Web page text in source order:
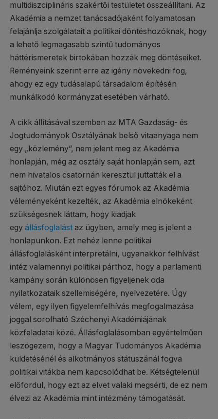
multidiszciplináris szakértői testületet összeállítani. Az
Akadémia a nemzet tanácsadójaként folyamatosan
felajánlja szolgálatait a politikai döntéshozóknak, hogy
a lehető legmagasabb szintű tudományos
háttérismeretek birtokában hozzák meg döntéseiket.
Reményeink szerint erre az igény növekedni fog,
ahogy ez egy tudásalapú társadalom építésén
munkálkodó kormányzat esetében várható.
A cikk állításával szemben az MTA Gazdaság- és
Jogtudományok Osztályának belső vitaanyaga nem
egy „közlemény”, nem jelent meg az Akadémia
honlapján, még az osztály saját honlapján sem, azt
nem hivatalos csatornán keresztül juttatták el a
sajtóhoz. Miután ezt egyes fórumok az Akadémia
véleményeként kezelték, az Akadémia elnökeként
szükségesnek láttam, hogy kiadjak
egy állásfoglalást az ügyben, amely meg is jelent a
honlapunkon. Ezt nehéz lenne politikai
állásfoglalásként interpretálni, ugyanakkor felhívást
intéz valamennyi politikai párthoz, hogy a parlamenti
kampány során különösen figyeljenek oda
nyilatkozataik szellemiségére, nyelvezetére. Úgy
vélem, egy ilyen figyelemfelhívás megfogalmazása
joggal sorolható Széchenyi Akadémiájának
közfeladatai közé. Állásfoglalásomban egyértelműen
leszögezem, hogy a Magyar Tudományos Akadémia
küldetésénél és alkotmányos státuszánál fogva
politikai vitákba nem kapcsolódhat be. Kétségtelenül
előfordul, hogy ezt az elvet valaki megsérti, de ez nem
élvezi az Akadémia mint intézmény támogatását.